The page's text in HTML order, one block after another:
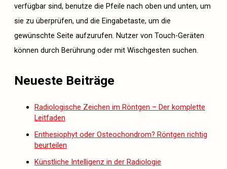
verfügbar sind, benutze die Pfeile nach oben und unten, um
sie zu überprüfen, und die Eingabetaste, um die
gewünschte Seite aufzurufen. Nutzer von Touch-Geräten
können durch Berührung oder mit Wischgesten suchen.
Neueste Beiträge
Radiologische Zeichen im Röntgen – Der komplette
Leitfaden
Enthesiophyt oder Osteochondrom? Röntgen richtig
beurteilen
Künstliche Intelligenz in der Radiologie